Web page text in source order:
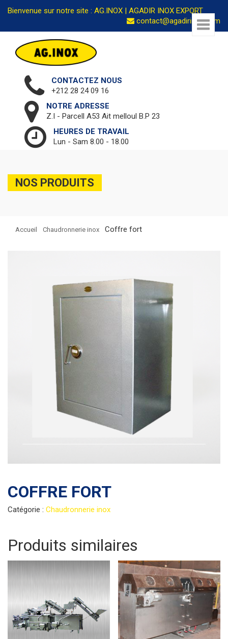
Bienvenue sur notre site : AG.INOX | AGADIR INOX EXPORT
contact@agadirinox.com
CONTACTEZ NOUS
+212 28 24 09 16
NOTRE ADRESSE
Z.I - Parcell A53 Ait melloul B.P 23
HEURES DE TRAVAIL
Lun - Sam 8.00 - 18.00
NOS PRODUITS
Accueil Chaudronnerie inox Coffre fort
COFFRE FORT
Catégorie : Chaudronnerie inox
Produits similaires